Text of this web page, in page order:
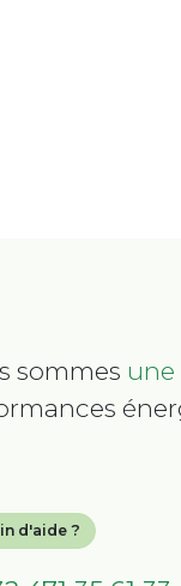
sommes une
d'aide ?